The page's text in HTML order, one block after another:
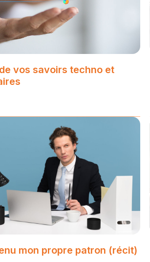
vos savoirs techno et
mon propre patron (récit)